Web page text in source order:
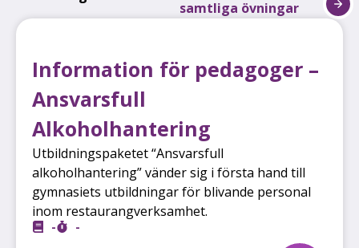
samtliga övningar
Information för pedagoger –
Ansvarsfull
Alkoholhantering
Utbildningspaketet “Ansvarsfull
alkoholhantering” vänder sig i första hand till
gymnasiets utbildningar för blivande personal
inom restaurangverksamhet.
- -